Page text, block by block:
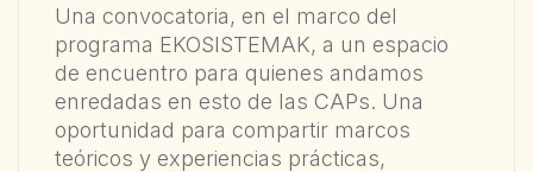
Una convocatoria, en el marco del
programa EKOSISTEMAK, a un espacio
de encuentro para quienes andamos
enredadas en esto de las CAPs. Una
oportunidad para compartir marcos
teóricos y experiencias prácticas,